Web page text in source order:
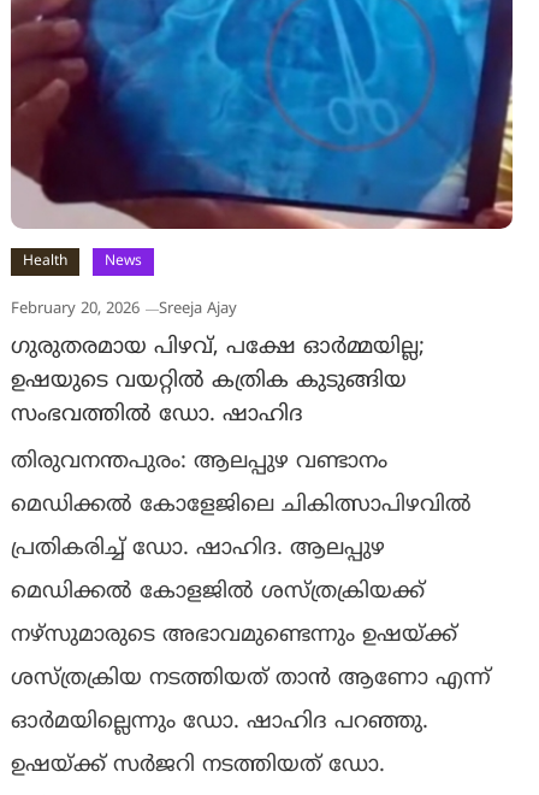
Health News
February 20, 2026 Sreeja Ajay
ഗുരുതരമായ പിഴവ്, പക്ഷേ ഓർമ്മയില്ല;
ഉഷയുടെ വയറ്റിൽ കത്രിക കുടുങ്ങിയ
സംഭവത്തിൽ ഡോ. ഷാഹിദ
തിരുവനന്തപുരം: ആലപ്പുഴ വണ്ടാനം
മെഡിക്കൽ കോളേജിലെ ചികിത്സാപിഴവിൽ
പ്രതികരിച്ച് ഡോ. ഷാഹിദ. ആലപ്പുഴ
മെഡിക്കൽ കോളജിൽ ശസ്ത്രക്രിയക്ക്
നഴ്സുമാരുടെ അഭാവമുണ്ടെന്നും ഉഷയ്ക്ക്
ശസ്ത്രക്രിയ നടത്തിയത് താൻ ആണോ എന്ന്
ഓർമയില്ലെന്നും ഡോ. ഷാഹിദ പറഞ്ഞു.
ഉഷയ്ക്ക് സർജറി നടത്തിയത് ഡോ.